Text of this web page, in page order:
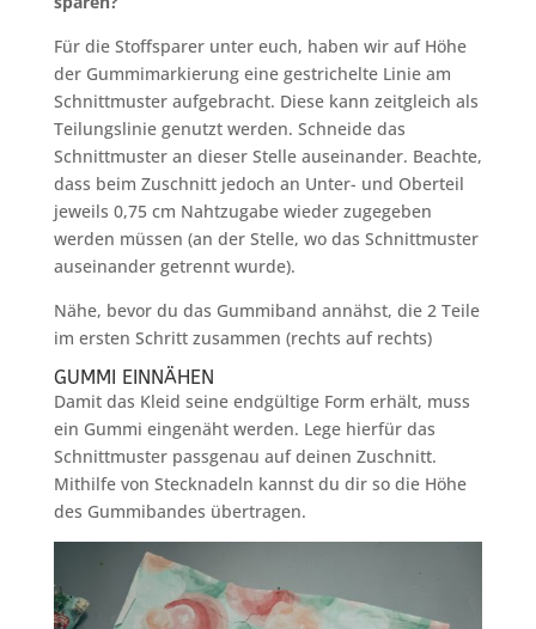
Für die Stoffsparer unter euch, haben wir auf Höhe
der Gummimarkierung eine gestrichelte Linie am
Schnittmuster aufgebracht. Diese kann zeitgleich als
Teilungslinie genutzt werden. Schneide das
Schnittmuster an dieser Stelle auseinander. Beachte,
dass beim Zuschnitt jedoch an Unter- und Oberteil
jeweils 0,75 cm Nahtzugabe wieder zugegeben
werden müssen (an der Stelle, wo das Schnittmuster
auseinander getrennt wurde).
Nähe, bevor du das Gummiband annähst, die 2 Teile
im ersten Schritt zusammen (rechts auf rechts)
GUMMI EINNÄHEN
Damit das Kleid seine endgültige Form erhält, muss
ein Gummi eingenäht werden. Lege hierfür das
Schnittmuster passgenau auf deinen Zuschnitt.
Mithilfe von Stecknadeln kannst du dir so die Höhe
des Gummibandes übertragen.